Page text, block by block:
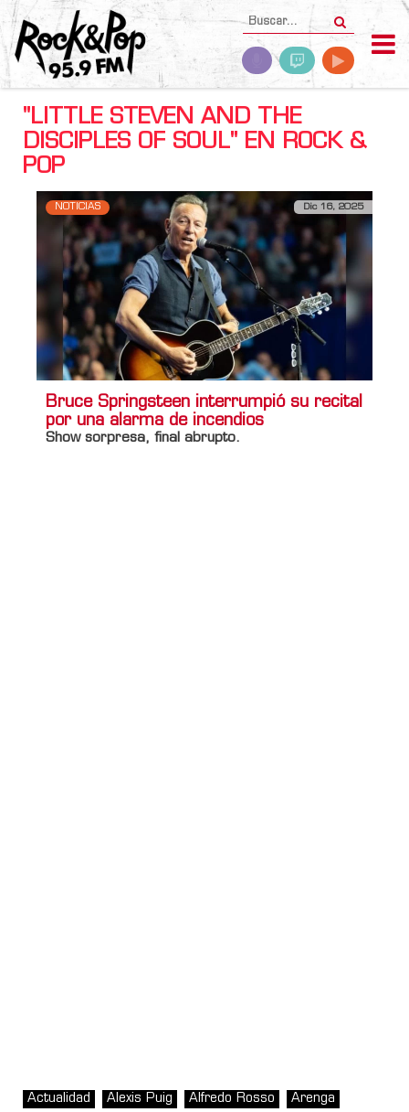
"LITTLE STEVEN AND THE
DISCIPLES OF SOUL" EN ROCK &
POP
NOTICIAS Dic 16, 2025
Bruce Springsteen interrumpió su recital
por una alarma de incendios
Show sorpresa, final abrupto.
Actualidad Alexis Puig Alfredo Rosso Arenga